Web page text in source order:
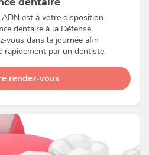
est à votre disposition
dentaire à la Défense.
vous dans la journée afin
rapidement par un dentiste.
rendez-vous